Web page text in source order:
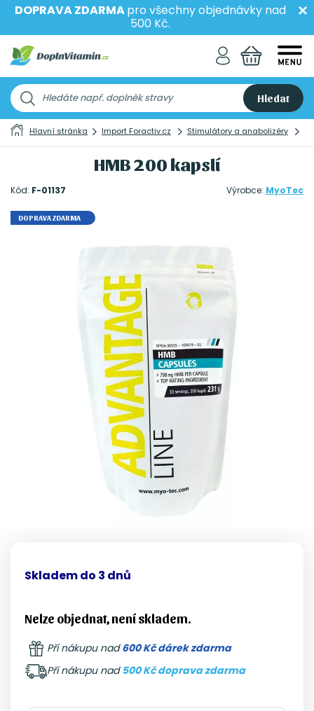
DOPRAVA ZDARMApro všechny objednávky nad
500 Kč.
Hledat
Hlavní stránka Import Foractiv.cz Stimulátory a anabolizéry
HMB 200 kapslí
Kód: F-01137 Výrobce: MyoTec
DOPRAVA ZDARMA
Skladem do 3 dnů
Nelze objednat, není skladem.
Při nákupu nad600 Kč dárek zdarma
Při nákupu nad 500 Kč doprava zdarma